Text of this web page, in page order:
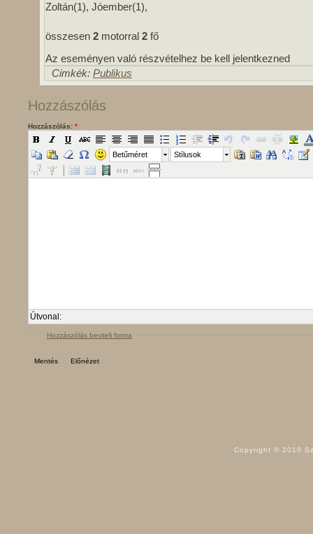
Zoltán(1), Jóember(1),
összesen 2 motorral 2 fő
Az eseményen való részvételhez be kell jelentkezned
Cimkék: Publikus
Hozzászólás
Hozzászólás: *
Betűméret Stílusok
Útvonal:
Hozzászólás beviteli forma
Copyright © 2010